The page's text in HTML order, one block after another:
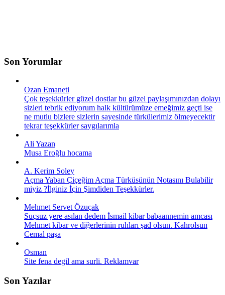
Son Yorumlar
Ozan Emaneti
Çok teşekkürler güzel dostlar bu güzel paylaşımınızdan dolayı
sizleri tebrik ediyorum halk kültürümüze emeğimiz geçti ise
ne mutlu bizlere sizlerin sayesinde türkülerimiz ölmeyecektir
tekrar teşekkürler saygılarımla
Ali Yazan
Musa Eroğlu hocama
A. Kerim Soley
Açma Yaban Çiçeğim Açma Türküsünün Notasını Bulabilir
miyiz ?İlginiz İçin Şimdiden Teşekkürler.
Mehmet Servet Özuçak
Suçsuz yere asılan dedem İsmail kibar babaannemin amcası
Mehmet kibar ve diğerlerinin ruhları şad olsun. Kahrolsun
Cemal paşa
Osman
Site fena degil ama surli. Reklamvar
Son Yazılar